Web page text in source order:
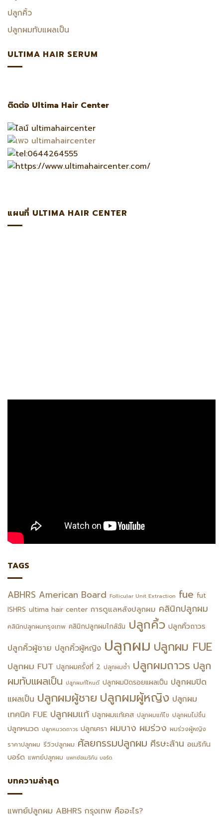
ปลูกคิ้ว
ปลูกผมทับแผลเป็น
ULTIMA HAIR SERUM
ติดต่อ Ultima Hair Center
แผนที่ ULTIMA HAIR CENTER
TAGS
ABHRS American Board Follicular Unit Extraction fue fut
ISHRS ultima hair center การดูแลหลังปลูกผม คลินิกปลูกผม
คลินิกปลูกผมกรุงเทพ คลินิกปลูกผมไกล้ฉัน ปลูกคิ้ว ปลูกคิ้วถาวร
ปลูกคิ้วผู้ชาย ปลูกคิ้วผู้หญิง ปลูกผม ปลูกผม FUE
ปลูกผม FUT ปลูกผมครั้งที่ 2 ปลูกผมซ้ำ ปลูกผมถาวร ปลูก
ผมทับแผลเป็น ปลูกผมที่ไหนดี ปลูกผมปิดรอยแผลเป็น ปลูกผมปิด
แผลเป็น ปลูกผมผู้ชาย ปลูกผมผู้หญิง ปลูกผม
เทคนิค FUE ปลูกผมแก้ ปลูกผมแก้เคส ปลูกผมแก้ไข ปลูกผมไม่ขึ้น
ปลูกหนวด ปลูกหนวดถาวร ปลูกเครา ผมบาง ผมร่วง ผมร่วงผู้หญิง
ราคาปลูกผม รีวิวปลูกผม ศัลยกรรมปลูกผม ศีรษะล้าน อเมริกัน
บอร์ด แพทย์ปลูกผม แพทย์อเมริกัน บอร์ด
บทความล่าสุด
แพทย์ปลูกผม ABHRS กรุงเทพ คืออะไร?